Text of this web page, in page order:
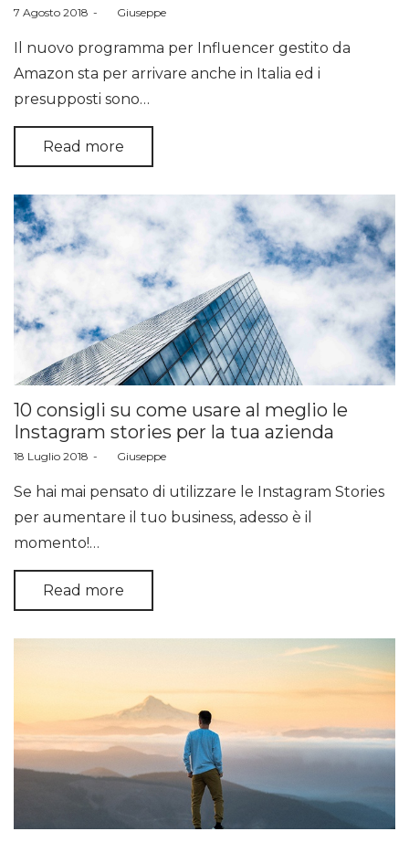
Posted
7 Agosto 2018 Giuseppe
Il nuovo programma per Influencer gestito da
Amazon sta per arrivare anche in Italia ed i
presupposti sono…
Read more
10 consigli su come usare al meglio le
Instagram stories per la tua azienda
Posted
18 Luglio 2018 Giuseppe
Se hai mai pensato di utilizzare le Instagram Stories
per aumentare il tuo business, adesso è il
momento!…
Read more